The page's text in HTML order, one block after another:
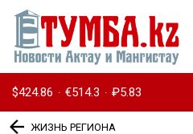
$424.86 · €514.3 · ₽5.83
ЖИЗНЬ РЕГИОНА